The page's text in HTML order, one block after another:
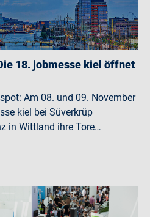
18. jobmesse kiel öffnet
Am 08. und 09. November
kiel bei Süverkrüp
in Wittland ihre Tore…